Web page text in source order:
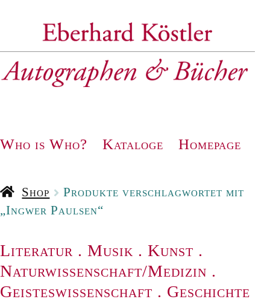
Navigation
Who is Who? Kataloge Homepage
Shop
Produkte verschlagwortet mit
„Ingwer Paulsen“
Literatur . Musik . Kunst .
Naturwissenschaft/Medizin .
Geisteswissenschaft . Geschichte